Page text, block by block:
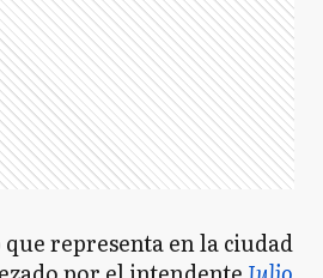
representa en la ciudad